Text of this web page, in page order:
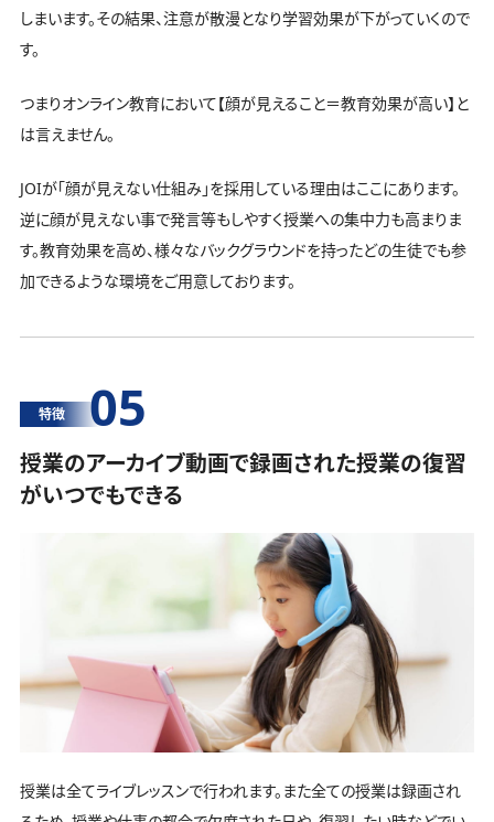
しまいます。その結果、注意が散漫となり学習効果が下がっていくので
す。
つまりオンライン教育において【顔が見えること＝教育効果が高い】と
は言えません。
JOIが「顔が見えない仕組み」を採用している理由はここにあります。
逆に顔が見えない事で発言等もしやすく授業への集中力も高まりま
す。教育効果を高め、様々なバックグラウンドを持ったどの生徒でも参
加できるような環境をご用意しております。
特徴 05
授業のアーカイブ動画で録画された授業の復習
がいつでもできる
授業は全てライブレッスンで行われます。また全ての授業は録画され